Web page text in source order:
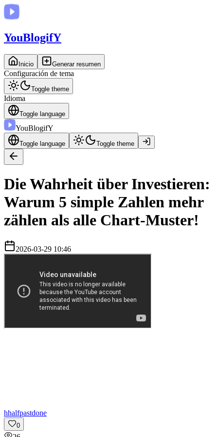
YouBlogifY
Inicio Generar resumen
Configuración de tema
Toggle theme
Idioma
Toggle language
YouBlogifY
Toggle language Toggle theme
Die Wahrheit über Investieren:
Warum 5 simple Zahlen mehr
zählen als alle Chart-Muster!
2026-03-29 10:46
hhalfpastdone
0